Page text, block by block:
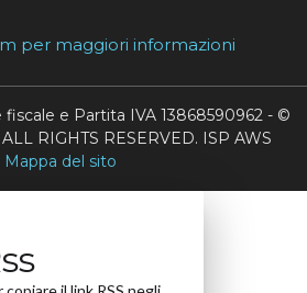
per maggiori informazioni
e Partita IVA 13868590962 - ©
RIGHTS RESERVED. ISP AWS
Mappa del sito